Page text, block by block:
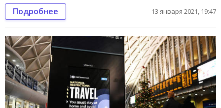
Подробнее 13 января 2021, 19:47